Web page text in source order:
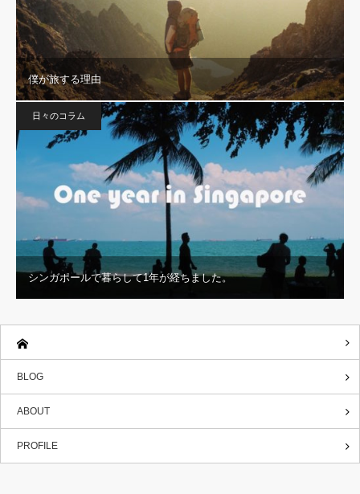
僕が旅する理由
日々のコラム
シンガポールで暮らして1年が経ちました。
BLOG
ABOUT
PROFILE